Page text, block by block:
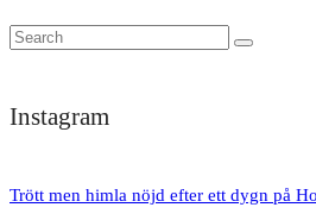
Instagram
Trött men himla nöjd efter ett dygn på